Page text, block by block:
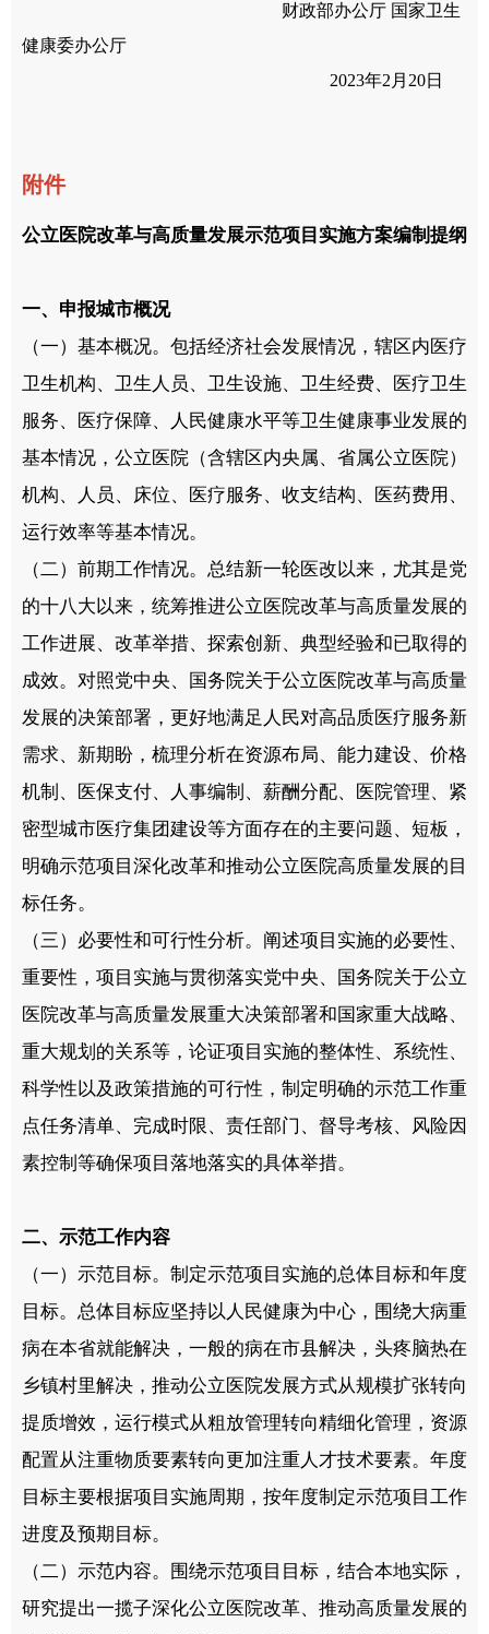
财政部办公厅 国家卫生
健康委办公厅
2023年2月20日
附件
公立医院改革与高质量发展示范项目实施方案编制提纲
一、申报城市概况
（一）基本概况。包括经济社会发展情况，辖区内医疗
卫生机构、卫生人员、卫生设施、卫生经费、医疗卫生
服务、医疗保障、人民健康水平等卫生健康事业发展的
基本情况，公立医院（含辖区内央属、省属公立医院）
机构、人员、床位、医疗服务、收支结构、医药费用、
运行效率等基本情况。
（二）前期工作情况。总结新一轮医改以来，尤其是党
的十八大以来，统筹推进公立医院改革与高质量发展的
工作进展、改革举措、探索创新、典型经验和已取得的
成效。对照党中央、国务院关于公立医院改革与高质量
发展的决策部署，更好地满足人民对高品质医疗服务新
需求、新期盼，梳理分析在资源布局、能力建设、价格
机制、医保支付、人事编制、薪酬分配、医院管理、紧
密型城市医疗集团建设等方面存在的主要问题、短板，
明确示范项目深化改革和推动公立医院高质量发展的目
标任务。
（三）必要性和可行性分析。阐述项目实施的必要性、
重要性，项目实施与贯彻落实党中央、国务院关于公立
医院改革与高质量发展重大决策部署和国家重大战略、
重大规划的关系等，论证项目实施的整体性、系统性、
科学性以及政策措施的可行性，制定明确的示范工作重
点任务清单、完成时限、责任部门、督导考核、风险因
素控制等确保项目落地落实的具体举措。
二、示范工作内容
（一）示范目标。制定示范项目实施的总体目标和年度
目标。总体目标应坚持以人民健康为中心，围绕大病重
病在本省就能解决，一般的病在市县解决，头疼脑热在
乡镇村里解决，推动公立医院发展方式从规模扩张转向
提质增效，运行模式从粗放管理转向精细化管理，资源
配置从注重物质要素转向更加注重人才技术要素。年度
目标主要根据项目实施周期，按年度制定示范项目工作
进度及预期目标。
（二）示范内容。围绕示范项目目标，结合本地实际，
研究提出一揽子深化公立医院改革、推动高质量发展的